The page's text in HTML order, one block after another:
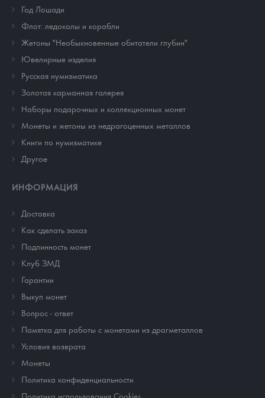
Год Лошади
Флот: ледоколы и корабли
Жетоны "Необыкновенные обитатели глубин"
Ювелирные изделия
Русская нумизматика
Золотая карманная галерея
Наборы подарочных и коллекционных монет
Монеты и жетоны из недрагоценных металлов
Книги по нумизматике
Другое
ИНФОРМАЦИЯ
Доставка
Как сделать заказ
Подлинность монет
Клуб ЗМД
Гарантии
Выкуп монет
Вопрос - ответ
Памятка для работы с монетами из драгметаллов
Условия возврата
Монеты
Политика конфиденциальности